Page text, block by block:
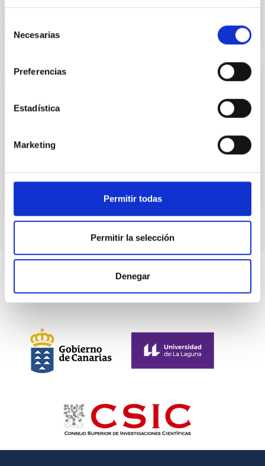
Necesarias
Preferencias
Estadística
Marketing
Permitir todas
Permitir la selección
Denegar
Los detectores, a pesar de su uso tan extendido y
utilización en instrumentación científica avanzada.